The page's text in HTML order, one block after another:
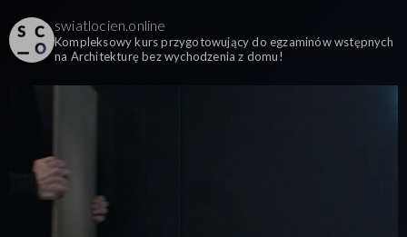
swiatlocien.online
Kompleksowy kurs przygotowujący do egzaminów wstępnych
na Architekturę bez wychodzenia z domu!